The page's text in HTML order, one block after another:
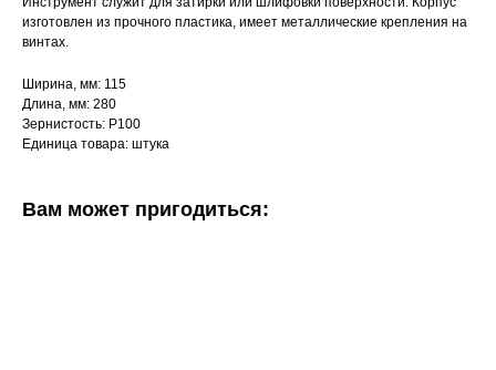
изготовлен из прочного пластика, имеет металлические крепления на
винтах.
Ширина, мм: 115
Длина, мм: 280
Зернистость: Р100
Единица товара: штука
Вам может пригодиться: